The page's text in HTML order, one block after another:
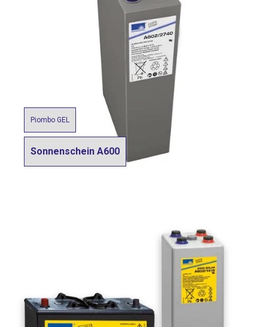
Piombo GEL
Sonnenschein A600